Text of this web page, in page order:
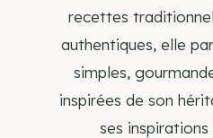
recettes
authentiques, elle
simples,
inspirées de son
ses